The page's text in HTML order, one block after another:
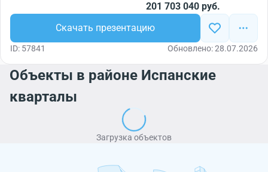
201 703 040 руб.
Скачать презентацию
ID: 57841 Обновлено: 28.07.2026
Объекты в районе Испанские
кварталы
Загрузка объектов